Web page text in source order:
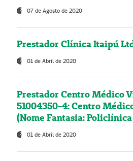
07 de Agosto de 2020
Prestador Clínica Itaipú
01 de Abril de 2020
Prestador Centro Médico
51004350-4: Centro
(Nome Fantasia:
01 de Abril de 2020